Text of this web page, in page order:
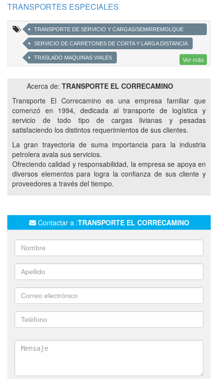
TRANSPORTES ESPECIALES
TRANSPORTE DE SERVICIO Y CARGAS/SEMIRREMOLQUE
CARGAS GENERALES Y MERCANCÍAS PELIGROSAS
SERVICIO DE CARRETONES DE CORTA Y LARGA DISTANCIA
TRASLADO MAQUINAS VIALES
EQUIPOS ESPECIALES MANITÚ ELEVADOR
TRANSPORTE DE TRÁILER RETROEXCAVADORA
CARRETÓN CON CUELLO DESMONTABLE CON O SIN RAMPLAS
LOGÍSTICA A FINES DE LA INDUSTRIA PETROLERA
MERCANCIAS PELIGROSAS
TRANSPORTES A YACIMIENTOS PETROLEROS
CARRETONES VACA MUERTA
SERVICIOS A YACIMIENTOS PETROLIFEROS
TRANSPORTES ESPECIALES
TRANSPORTES EL CORRECAMINOS CARGAS PESADAS
SEMI TRASLADO DE MANIPULADORES TELESCOPICOS
TRASLADO DE CAMIONETAS
PILETAS PETROLERAS
GUINCHES PETROLEROS MAQUINAS VIALES
TRANSPORTE DE GRUPOS ELECTROGENOS
TRANSPORTE DE GENERADORES
Ver más
Acerca de: TRANSPORTE EL CORRECAMINO
Transporte El Correcamino es una empresa familiar que
comenzó en 1994, dedicada al transporte de logística y
servicio de todo tipo de cargas livianas y pesadas
satisfaciendo los distintos requerimientos de sus clientes.
La gran trayectoria de suma importancia para la industria
petrolera avala sus servicios.
Ofreciendo calidad y responsabilidad, la empresa se apoya en
diversos elementos para logra la confianza de sus cliente y
proveedores a través del tiempo.
Contactar a :TRANSPORTE EL CORRECAMINO